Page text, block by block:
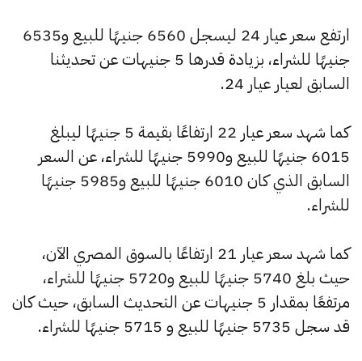
ارتفع سعر عيار 24 ليسجل 6560 جنيهًا للبيع و6535
جنيهًا للشراء، بزيادة قدرها 5 جنيهات عن تحديثنا
السابق لعيار عيار 24.
كما شهد سعر عيار 22 ارتفاعًا بقيمة 5 جنيهًا ليبلغ
6015 جنيهًا للبيع و5990 جنيهًا للشراء، عن السعر
السابق الذي كان 6010 جنيهًا للبيع و5985 جنيهًا
للشراء.
كما شهد سعر عيار 21 ارتفاعًا بالسوق المصري الآن،
حيث بلغ 5740 جنيهًا للبيع و5720 جنيهًا للشراء،
مرتفعًا بمقدار 5 جنيهات عن التحديث السابق، حيث كان
قد سجل 5735 جنيهًا للبيع و 5715 جنيهًا للشراء.